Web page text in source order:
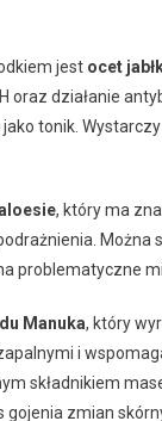
jest ocet
oraz działanie
tonik.
, który ma
Można
problematyczne
Manuka, który
i
składnikiem
zmian